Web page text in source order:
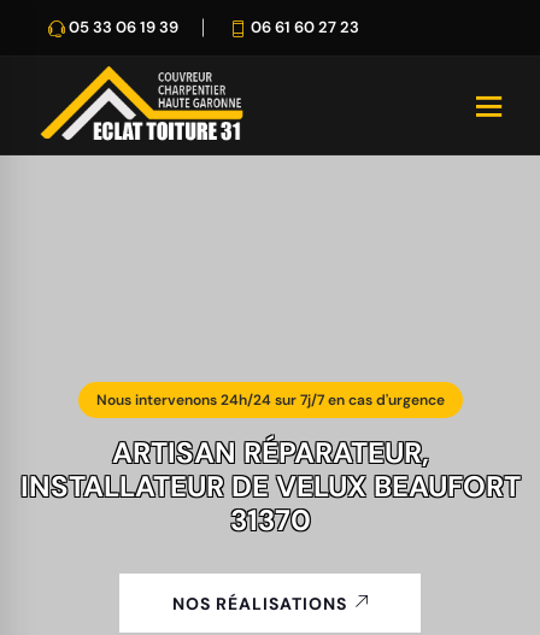
05 33 06 19 39 06 61 60 27 23
Nous intervenons 24h/24 sur 7j/7 en cas d'urgence
ARTISAN RÉPARATEUR,
INSTALLATEUR DE VELUX BEAUFORT
31370
NOS RÉALISATIONS